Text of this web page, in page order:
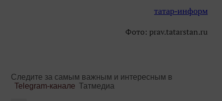
татар-информ
Фото: prav.tatarstan.ru
Следите за самым важным и интересным в
Telegram-канале Татмедиа